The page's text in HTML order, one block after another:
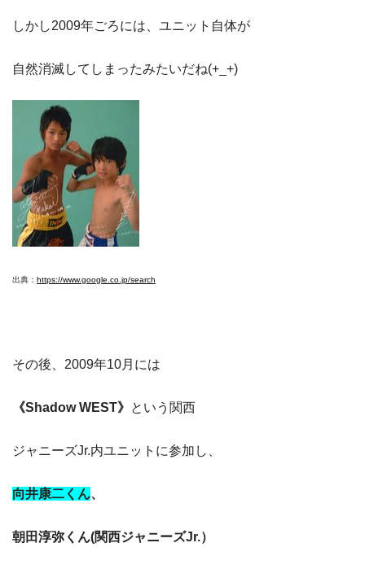
しかし2009年ごろには、ユニット自体が
自然消滅してしまったみたいだね(+_+)
出典： https://www.google.co.jp/search
その後、2009年10月には
《Shadow WEST》 という関西
ジャニーズJr.内ユニットに参加し、
向井康二くん、
朝田淳弥くん(関西ジャニーズJr.）